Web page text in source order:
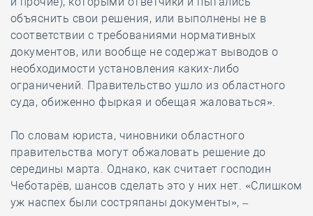
объяснить свои решения, или выполнены не в
соответствии с требованиями нормативных
документов, или вообще не содержат выводов о
необходимости установления каких-либо
ограничений. Правительство ушло из областного
суда, обиженно фыркая и обещая жаловаться».
По словам юриста, чиновники областного
правительства могут обжаловать решение до
середины марта. Однако, как считает господин
Чеботарёв, шансов сделать это у них нет. «Слишком
уж наспех были состряпаны документы», –